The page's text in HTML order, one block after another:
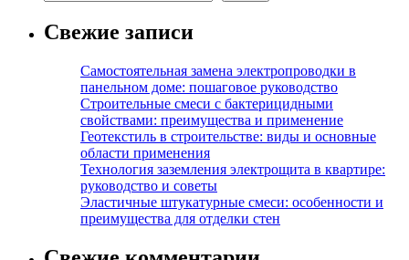
Свежие записи
Самостоятельная замена электропроводки в
панельном доме: пошаговое руководство
Строительные смеси с бактерицидными
свойствами: преимущества и применение
Геотекстиль в строительстве: виды и основные
области применения
Технология заземления электрощита в квартире:
руководство и советы
Эластичные штукатурные смеси: особенности и
преимущества для отделки стен